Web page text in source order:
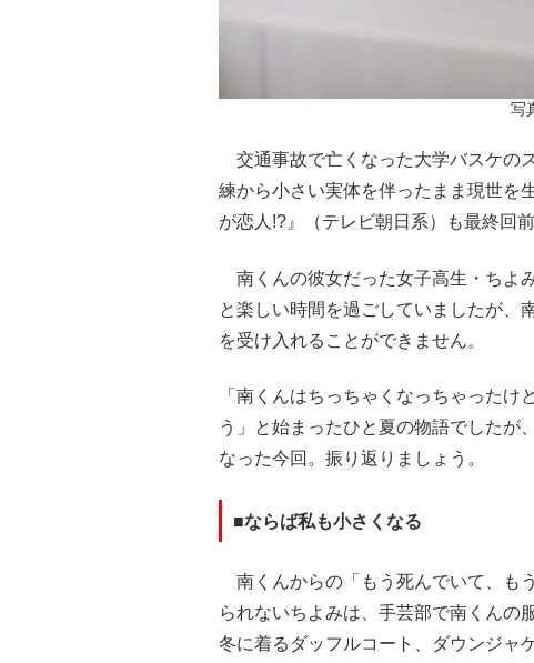
写
交通事故で亡くなった大学バスケの
練から小さい実体を伴ったまま現世を
が恋人!?』（テレビ朝日系）も最終回前
南くんの彼女だった女子高生・ちよ
と楽しい時間を過ごしていましたが、
を受け入れることができません。
「南くんはちっちゃくなっちゃった
う」と始まったひと夏の物語でしたが
なった今回。振り返りましょう。
■ならば私も小さくなる
南くんからの「もう死んでいて、も
られないちよみは、手芸部で南くんの
冬に着るダッフルコート、ダウンジャ